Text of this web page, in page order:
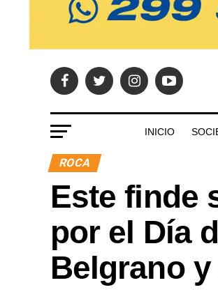
INICIO
ROCA
Este finde
por el Día
Belgrano